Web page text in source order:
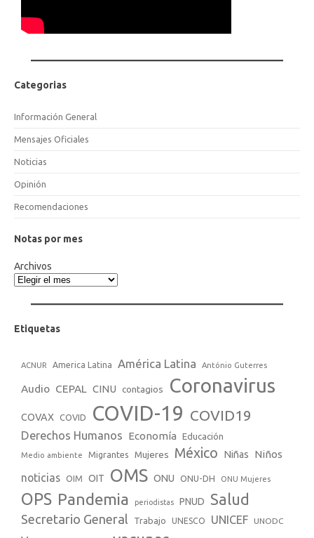
Categorias
Información General
Mensajes Oficiales
Noticias
Opinión
Recomendaciones
Notas por mes
Archivos
Etiquetas
ACNUR America Latina América Latina António Guterres
Audio CEPAL CINU contagios Coronavirus
COVAX COVID COVID-19 COVID19
Derechos Humanos Economía Educación
Medio ambiente Migrantes Mujeres México Niñas Niños
noticias OIM OIT OMS ONU ONU-DH ONU Mujeres
OPS Pandemia periodistas PNUD Salud
Secretario General Trabajo UNESCO UNICEF UNODC